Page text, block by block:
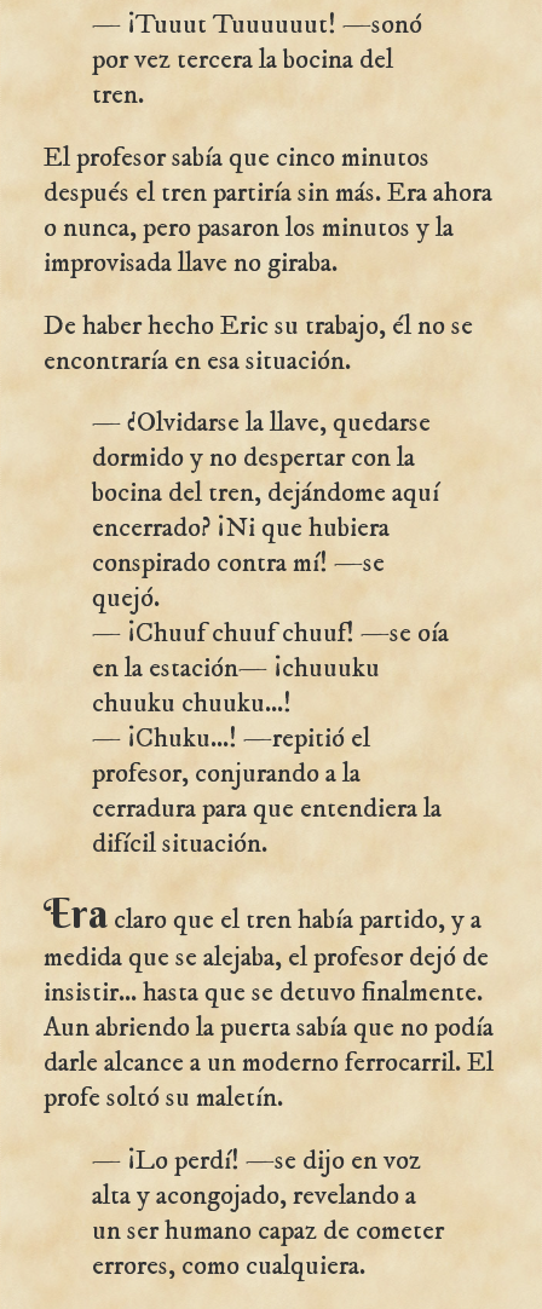
— ¡Tuuut Tuuuuuut! —sonó
por vez tercera la bocina del
tren.
El profesor sabía que cinco minutos
después el tren partiría sin más. Era ahora
o nunca, pero pasaron los minutos y la
improvisada llave no giraba.
De haber hecho Eric su trabajo, él no se
encontraría en esa situación.
— ¿Olvidarse la llave, quedarse
dormido y no despertar con la
bocina del tren, dejándome aquí
encerrado? ¡Ni que hubiera
conspirado contra mí! —se
quejó.
— ¡Chuuf chuuf chuuf! —se oía
en la estación— ¡chuuuku
chuuku chuuku...!
— ¡Chuku...! —repitió el
profesor, conjurando a la
cerradura para que entendiera la
difícil situación.
Era claro que el tren había partido, y a
medida que se alejaba, el profesor dejó de
insistir... hasta que se detuvo finalmente.
Aun abriendo la puerta sabía que no podía
darle alcance a un moderno ferrocarril. El
profe soltó su maletín.
— ¡Lo perdí! —se dijo en voz
alta y acongojado, revelando a
un ser humano capaz de cometer
errores, como cualquiera.